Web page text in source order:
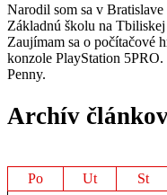
Narodil som sa v
Základnú školu na
Zaujímam sa o počítačové
konzole PlayStation
Penny.
Archív
Po
Ut St